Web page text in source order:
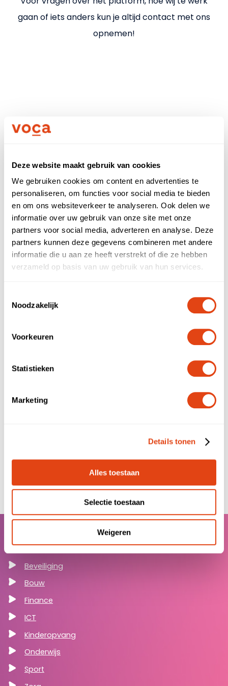
Deze website maakt gebruik van cookies
We gebruiken cookies om content en advertenties te
personaliseren, om functies voor social media te bieden
en om ons websiteverkeer te analyseren. Ook delen we
informatie over uw gebruik van onze site met onze
partners voor social media, adverteren en analyse. Deze
partners kunnen deze gegevens combineren met andere
informatie die u aan ze heeft verstrekt of die ze hebben
verzameld op basis van uw gebruik van hun services.
Noodzakelijk
Voorkeuren
Statistieken
Marketing
Details tonen
Alles toestaan
Selectie toestaan
Weigeren
Nieuws
Inloggen
NL EN
gaan of iets anders kun je altijd contact met ons
opnemen!
Bel direct
Voor- en achternaam
Bedrijfsnaam
Telefoonnummer
Beveiliging
Bouw
Finance
ICT
Kinderopvang
Onderwijs
Sport